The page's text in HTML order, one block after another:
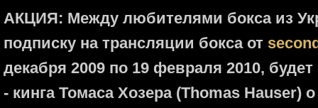
АКЦИЯ: Между любителями бокса из
подписку на трансляции бокса от
декабря 2009 по 19 февраля 2010,
- кинга Томаса Хозера (Thomas